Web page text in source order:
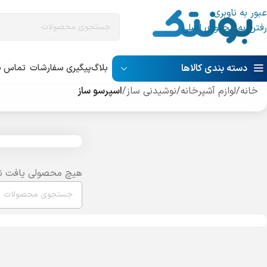
عبور به ناوبری
رفتن به محتوای اصلی
دسته بندی کالاها بلاگپیگیری سفارشات تماس
خانه/لوازم آشپرخانه/نوشیدنی ساز/اسپرسو ساز
هیچ محصولی یافت